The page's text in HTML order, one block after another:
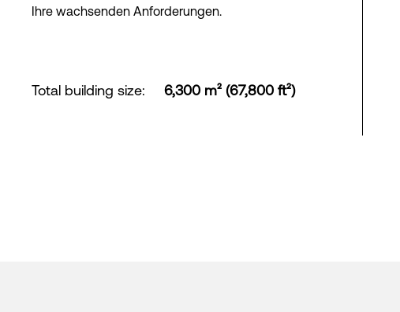
Ihre wachsenden Anforderungen.
Total building size: 6,300 m² (67,800 ft²)